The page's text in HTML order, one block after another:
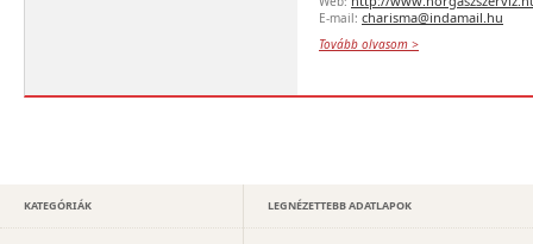
E-mail: charisma@indamail.hu
Tovább olvasom >
KATEGÓRIÁK LEGNÉZETTEBB ADATLAPOK